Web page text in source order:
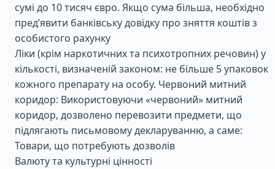
сумі до 10 тисяч євро. Якщо сума більша, необхідно
пред’явити банківську довідку про зняття коштів з
особистого рахунку
Ліки (крім наркотичних та психотропних речовин) у
кількості, визначеній законом: не більше 5 упаковок
кожного препарату на особу. Червоний митний
коридор: Використовуючи «червоний» митний
коридор, дозволено перевозити предмети, що
підлягають письмовому декларуванню, а саме:
Товари, що потребують дозволів
Валюту та культурні цінності